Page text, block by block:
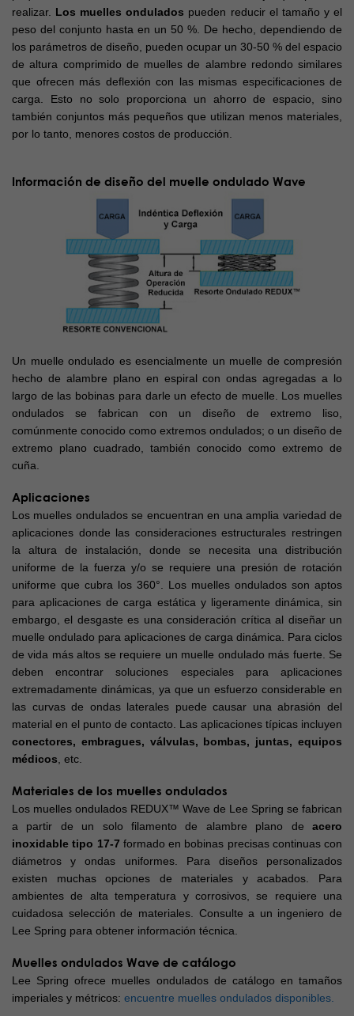
realizar. Los muelles ondulados pueden reducir el tamaño y el
peso del conjunto hasta en un 50 %. De hecho, dependiendo de
los parámetros de diseño, pueden ocupar un 30-50 % del espacio
de altura comprimido de muelles de alambre redondo similares
que ofrecen más deflexión con las mismas especificaciones de
carga. Esto no solo proporciona un ahorro de espacio, sino
también conjuntos más pequeños que utilizan menos materiales,
por lo tanto, menores costos de producción.
Información de diseño del muelle ondulado Wave
Un muelle ondulado es esencialmente un muelle de compresión
hecho de alambre plano en espiral con ondas agregadas a lo
largo de las bobinas para darle un efecto de muelle. Los muelles
ondulados se fabrican con un diseño de extremo liso,
comúnmente conocido como extremos ondulados; o un diseño de
extremo plano cuadrado, también conocido como extremo de
cuña.
Aplicaciones
Los muelles ondulados se encuentran en una amplia variedad de
aplicaciones donde las consideraciones estructurales restringen
la altura de instalación, donde se necesita una distribución
uniforme de la fuerza y/o se requiere una presión de rotación
uniforme que cubra los 360°. Los muelles ondulados son aptos
para aplicaciones de carga estática y ligeramente dinámica, sin
embargo, el desgaste es una consideración crítica al diseñar un
muelle ondulado para aplicaciones de carga dinámica. Para ciclos
de vida más altos se requiere un muelle ondulado más fuerte. Se
deben encontrar soluciones especiales para aplicaciones
extremadamente dinámicas, ya que un esfuerzo considerable en
las curvas de ondas laterales puede causar una abrasión del
material en el punto de contacto. Las aplicaciones típicas incluyen
conectores, embragues, válvulas, bombas, juntas, equipos
médicos , etc.
Materiales de los muelles ondulados
Los muelles ondulados REDUX™ Wave de Lee Spring se fabrican
a partir de un solo filamento de alambre plano de acero
inoxidable tipo 17-7 formado en bobinas precisas continuas con
diámetros y ondas uniformes. Para diseños personalizados
existen muchas opciones de materiales y acabados. Para
ambientes de alta temperatura y corrosivos, se requiere una
cuidadosa selección de materiales. Consulte a un ingeniero de
Lee Spring para obtener información técnica.
Muelles ondulados Wave de catálogo
Lee Spring ofrece muelles ondulados de catálogo en tamaños
imperiales y métricos: encuentre muelles ondulados disponibles.